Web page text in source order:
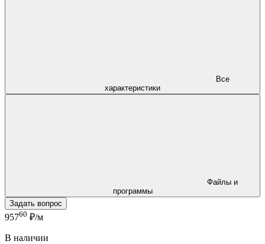
характеристики
программы
Задать вопрос
95760 ₽/м
В наличии